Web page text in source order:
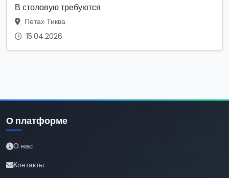
В столовую требуются
Петах Тиква
15.04.2026
О платформе
О нас
Контакты